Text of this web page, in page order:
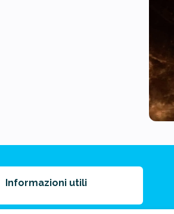
Informazioni utili